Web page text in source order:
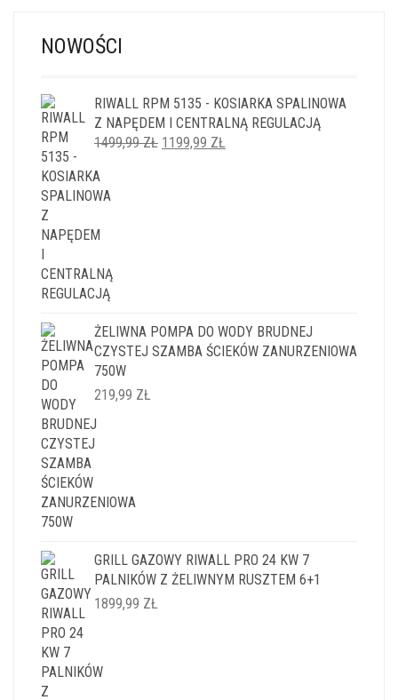
NOWOŚCI
RIWALL RPM 5135 - KOSIARKA SPALINOWA
Z NAPĘDEM I CENTRALNĄ REGULACJĄ
1499,99ZŁ PIERWOTNA
1199,99 ZŁ
ŻELIWNA POMPA DO WODY BRUDNEJ
CZYSTEJ SZAMBA ŚCIEKÓW ZANURZENIOWA
750W
219,99 ZŁ
GRILL GAZOWY RIWALL PRO 24 KW 7
PALNIKÓW Z ŻELIWNYM RUSZTEM 6+1
1899,99 ZŁ